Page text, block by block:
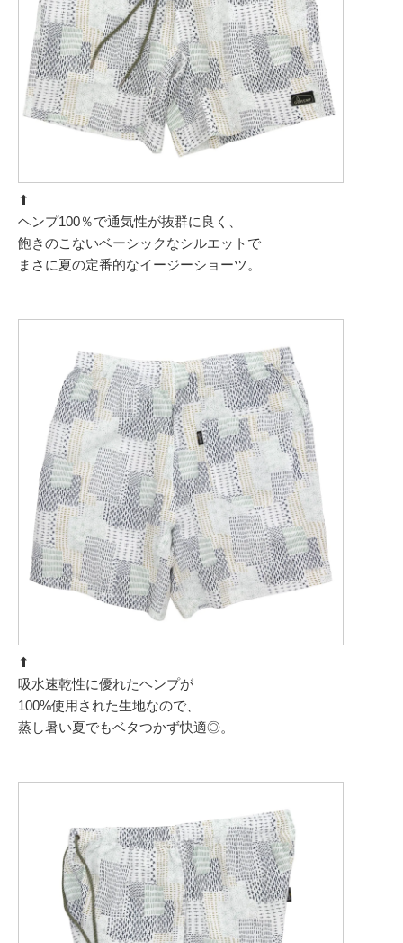
⬆︎
ヘンプ100％で通気性が抜群に良く、
飽きのこないベーシックなシルエットで
まさに夏の定番的なイージーショーツ。
⬆︎
吸水速乾性に優れたヘンプが
100%使用された生地なので、
蒸し暑い夏でもベタつかず快適◎。